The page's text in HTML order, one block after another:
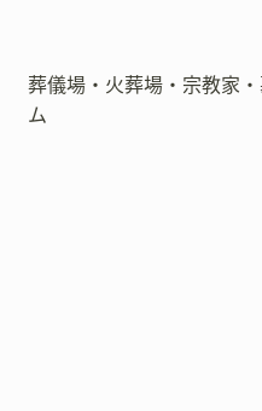
葬儀場・火葬場・宗教家
ム